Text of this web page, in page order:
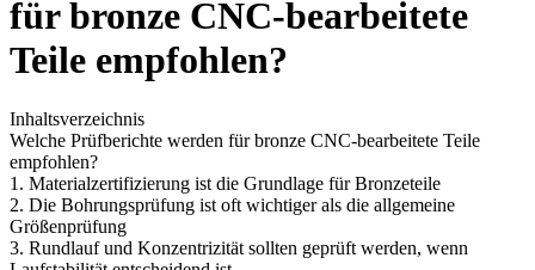
für bronze CNC-bearbeitete
Teile empfohlen?
Inhaltsverzeichnis
Welche Prüfberichte werden für bronze CNC-bearbeitete Teile
empfohlen?
1. Materialzertifizierung ist die Grundlage für Bronzeteile
2. Die Bohrungsprüfung ist oft wichtiger als die allgemeine
Größenprüfung
3. Rundlauf und Konzentrizität sollten geprüft werden, wenn